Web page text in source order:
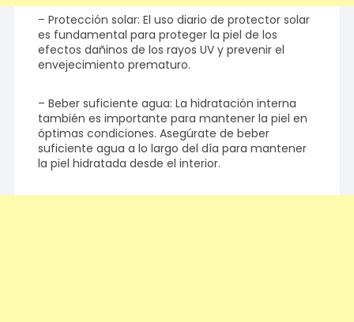
– Protección solar: El uso diario de protector solar
es fundamental para proteger la piel de los
efectos dañinos de los rayos UV y prevenir el
envejecimiento prematuro.
– Beber suficiente agua: La hidratación interna
también es importante para mantener la piel en
óptimas condiciones. Asegúrate de beber
suficiente agua a lo largo del día para mantener
la piel hidratada desde el interior.